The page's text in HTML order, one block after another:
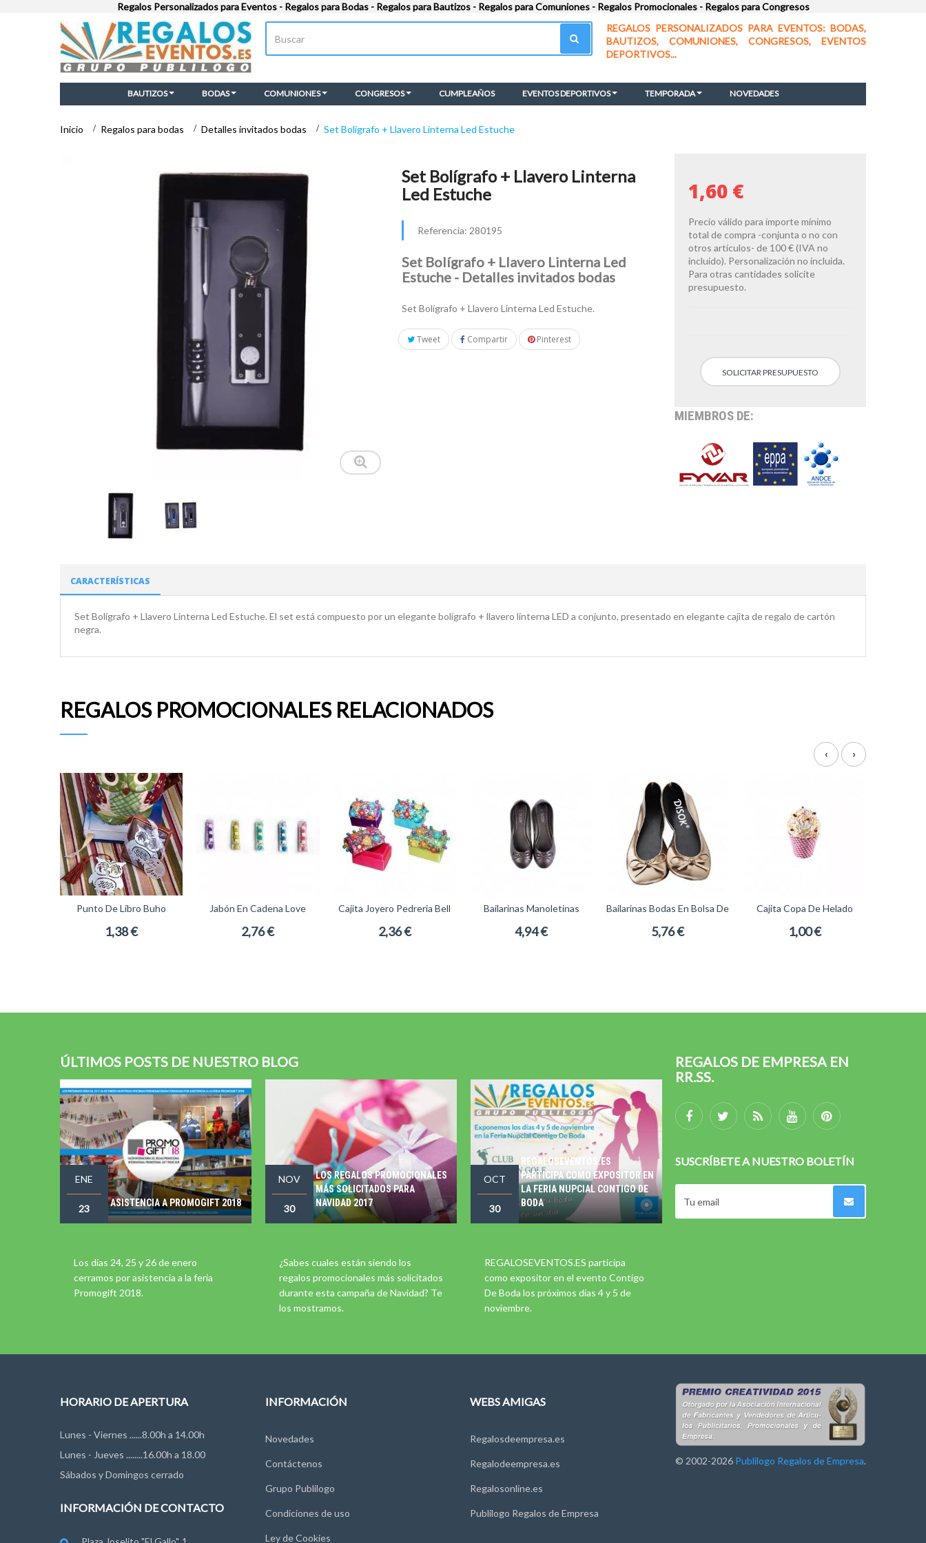
Regalos Personalizados para Eventos - Regalos para Bodas - Regalos para Bautizos - Regalos para Comuniones - Regalos Promocionales - Regalos para Congresos
REGALOS PERSONALIZADOS PARA EVENTOS: BODAS,
BAUTIZOS, COMUNIONES, CONGRESOS, EVENTOS
DEPORTIVOS...
BAUTIZOS BODAS COMUNIONES CONGRESOS CUMPLEAÑOS EVENTOS DEPORTIVOS TEMPORADA NOVEDADES
Inicio > Regalos para bodas > Detalles invitados bodas > Set Bolígrafo + Llavero Linterna Led Estuche
Set Bolígrafo + Llavero Linterna
Led Estuche
Referencia: 280195
Set Bolígrafo + Llavero Linterna Led
Estuche - Detalles invitados bodas
Set Bolígrafo + Llavero Linterna Led Estuche.
Tweet Compartir Pinterest
1,60 €
Precio válido para importe mínimo
total de compra -conjunta o no con
otros artículos- de 100 € (IVA no
incluido). Personalización no incluida.
Para otras cantidades solicite
presupuesto.
SOLICITAR PRESUPUESTO
MIEMBROS DE:
CARACTERÍSTICAS
Set Bolígrafo + Llavero Linterna Led Estuche. El set está compuesto por un elegante bolígrafo + llavero linterna LED a conjunto, presentado en elegante cajita de regalo de cartón
negra.
REGALOS PROMOCIONALES RELACIONADOS
‹ ›
Punto De Libro Buho
1,38 €
Jabón En Cadena Love
2,76 €
Cajita Joyero Pedreria Bell
2,36 €
Bailarinas Manoletinas
4,94 €
Bailarinas Bodas En Bolsa De
5,76 €
Cajita Copa De Helado
1,00 €
ÚLTIMOS POSTS DE NUESTRO BLOG
ENE
23 ASISTENCIA A PROMOGIFT 2018
Los días 24, 25 y 26 de enero
cerramos por asistencia a la feria
Promogift 2018.
NOV
30
LOS REGALOS PROMOCIONALES
MÁS SOLICITADOS PARA
NAVIDAD 2017
¿Sabes cuales están siendo los
regalos promocionales más solicitados
durante esta campaña de Navidad? Te
los mostramos.
OCT
30
REGALOSEVENTOS.ES
PARTICIPA COMO EXPOSITOR EN
LA FERIA NUPCIAL CONTIGO DE
BODA
REGALOSEVENTOS.ES participa
como expositor en el evento Contigo
De Boda los próximos días 4 y 5 de
noviembre.
REGALOS DE EMPRESA EN
RR.SS.
SUSCRÍBETE A NUESTRO BOLETÍN
HORARIO DE APERTURA
Lunes - Viernes ......8.00h a 14.00h
Lunes - Jueves ........16.00h a 18.00
Sábados y Domingos cerrado
INFORMACIÓN DE CONTACTO
INFORMACIÓN
Novedades
Contáctenos
Grupo Publilogo
Condiciones de uso
Ley de Cookies
WEBS AMIGAS
Regalosdeempresa.es
Regalodeempresa.es
Regalosonline.es
Publilogo Regalos de Empresa
© 2002-2026 Publilogo Regalos de Empresa.